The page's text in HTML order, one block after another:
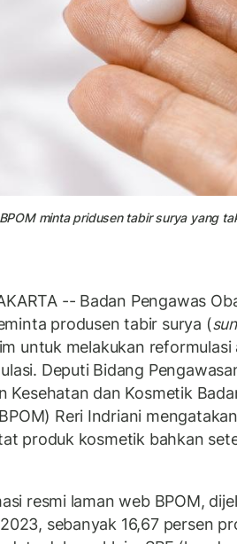
minta pridusen tabir surya yang
-- Badan Pengawas
produsen tabir surya (
untuk melakukan reformulasi
Deputi Bidang
Kesehatan dan Kosmetik
Reri Indriani
produk kosmetik bahkan
resmi laman web BPOM,
sebanyak 16,67 persen